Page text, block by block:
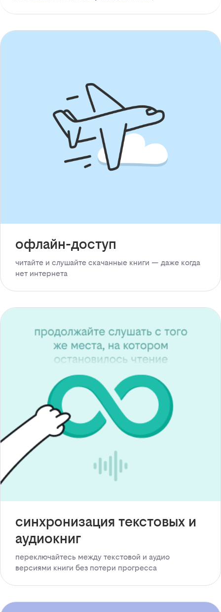
офлайн-доступ
читайте и слушайте скачанные книги — даже когда
нет интернета
синхронизация текстовых и
аудиокниг
переключайтесь между текстовой и аудио
версиями книги без потери прогресса